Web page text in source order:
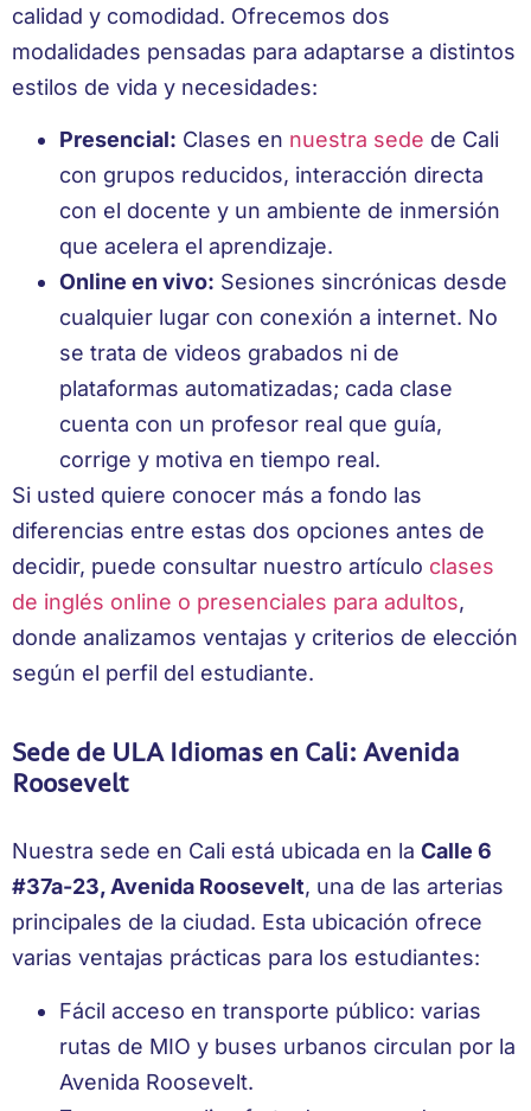
calidad y comodidad. Ofrecemos dos
modalidades pensadas para adaptarse a distintos
estilos de vida y necesidades:
Presencial: Clases en nuestra sede de Cali
con grupos reducidos, interacción directa
con el docente y un ambiente de inmersión
que acelera el aprendizaje.
Online en vivo: Sesiones sincrónicas desde
cualquier lugar con conexión a internet. No
se trata de videos grabados ni de
plataformas automatizadas; cada clase
cuenta con un profesor real que guía,
corrige y motiva en tiempo real.
Si usted quiere conocer más a fondo las
diferencias entre estas dos opciones antes de
decidir, puede consultar nuestro artículo clases
de inglés online o presenciales para adultos,
donde analizamos ventajas y criterios de elección
según el perfil del estudiante.
Sede de ULA Idiomas en Cali: Avenida
Roosevelt
Nuestra sede en Cali está ubicada en la Calle 6
#37a-23, Avenida Roosevelt, una de las arterias
principales de la ciudad. Esta ubicación ofrece
varias ventajas prácticas para los estudiantes:
Fácil acceso en transporte público: varias
rutas de MIO y buses urbanos circulan por la
Avenida Roosevelt.